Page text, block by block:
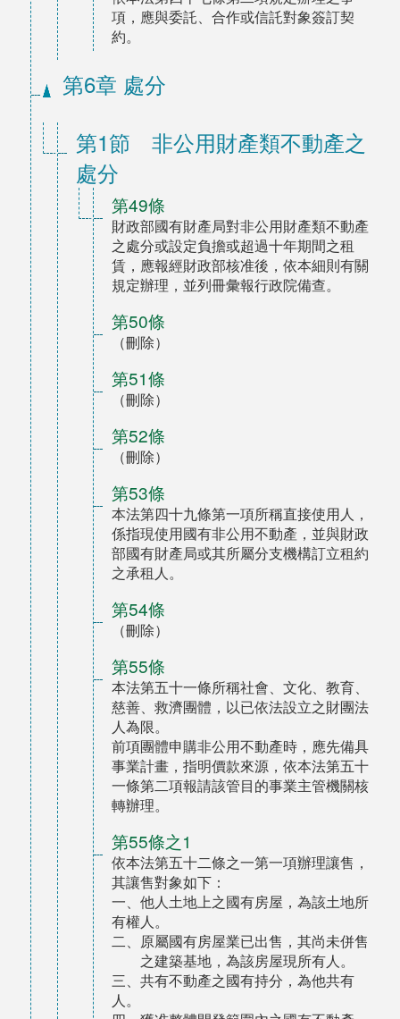
項，應與委託、合作或信託對象簽訂契
約。
第6章 處分
第1節 非公用財產類不動產之
處分
第49條
財政部國有財產局對非公用財產類不動產
之處分或設定負擔或超過十年期間之租
賃，應報經財政部核准後，依本細則有關
規定辦理，並列冊彙報行政院備查。
第50條
（刪除）
第51條
（刪除）
第52條
（刪除）
第53條
本法第四十九條第一項所稱直接使用人，
係指現使用國有非公用不動產，並與財政
部國有財產局或其所屬分支機構訂立租約
之承租人。
第54條
（刪除）
第55條
本法第五十一條所稱社會、文化、教育、
慈善、救濟團體，以已依法設立之財團法
人為限。
前項團體申購非公用不動產時，應先備具
事業計畫，指明價款來源，依本法第五十
一條第二項報請該管目的事業主管機關核
轉辦理。
第55條之1
依本法第五十二條之一第一項辦理讓售，
其讓售對象如下：
一、他人土地上之國有房屋，為該土地所
有權人。
二、原屬國有房屋業已出售，其尚未併售
之建築基地，為該房屋現所有人。
三、共有不動產之國有持分，為他共有
人。